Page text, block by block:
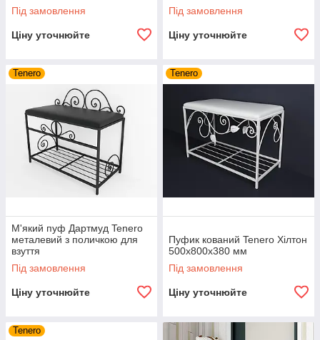
Під замовлення
Ціну уточнюйте
Під замовлення
Ціну уточнюйте
Tenero
М'який пуф Дартмуд Tenero
металевий з поличкою для
взуття
Під замовлення
Ціну уточнюйте
Tenero
Пуфик кований Tenero Хілтон
500х800х380 мм
Під замовлення
Ціну уточнюйте
Tenero